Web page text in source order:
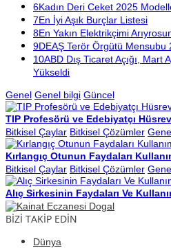
6Kadın Deri Ceket 2025
7En İyi Aşık Burçlar Listesi
8En Yakın Elektrikçimi
9DEAŞ Terör Örgütü Mensubu
10ABD Dış Ticaret Açığı, Mart
Yükseldi
Genel Genel bilgi Güncel
TIP Profesörü ve Edebiyatçı
Bitkisel Çaylar Bitkisel Çözümler
Kırlangıç Otunun Faydaları
Bitkisel Çaylar Bitkisel Çözümler
Alıç Sirkesinin Faydaları Ve
BİZİ TAKİP EDİN
Dünya